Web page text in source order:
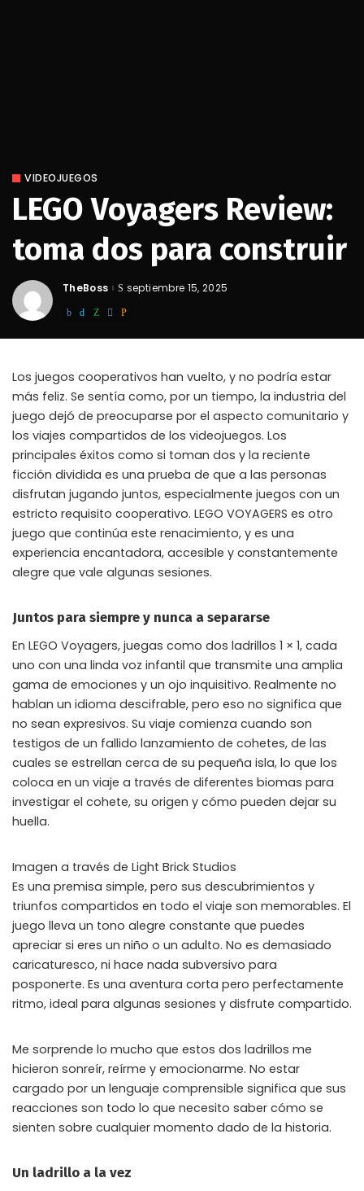
VIDEOJUEGOS
LEGO Voyagers Review:
toma dos para construir
Posted
TheBoss septiembre 15, 2025
Los juegos cooperativos han vuelto, y no podría estar
más feliz. Se sentía como, por un tiempo, la industria del
juego dejó de preocuparse por el aspecto comunitario y
los viajes compartidos de los videojuegos. Los
principales éxitos como si toman dos y la reciente
ficción dividida es una prueba de que a las personas
disfrutan jugando juntos, especialmente juegos con un
estricto requisito cooperativo. LEGO VOYAGERS es otro
juego que continúa este renacimiento, y es una
experiencia encantadora, accesible y constantemente
alegre que vale algunas sesiones.
Juntos para siempre y nunca a separarse
En LEGO Voyagers, juegas como dos ladrillos 1 × 1, cada
uno con una linda voz infantil que transmite una amplia
gama de emociones y un ojo inquisitivo. Realmente no
hablan un idioma descifrable, pero eso no significa que
no sean expresivos. Su viaje comienza cuando son
testigos de un fallido lanzamiento de cohetes, de las
cuales se estrellan cerca de su pequeña isla, lo que los
coloca en un viaje a través de diferentes biomas para
investigar el cohete, su origen y cómo pueden dejar su
huella.
Imagen a través de Light Brick Studios
Es una premisa simple, pero sus descubrimientos y
triunfos compartidos en todo el viaje son memorables. El
juego lleva un tono alegre constante que puedes
apreciar si eres un niño o un adulto. No es demasiado
caricaturesco, ni hace nada subversivo para
posponerte. Es una aventura corta pero perfectamente
ritmo, ideal para algunas sesiones y disfrute compartido.
Me sorprende lo mucho que estos dos ladrillos me
hicieron sonreír, reírme y emocionarme. No estar
cargado por un lenguaje comprensible significa que sus
reacciones son todo lo que necesito saber cómo se
sienten sobre cualquier momento dado de la historia.
Un ladrillo a la vez